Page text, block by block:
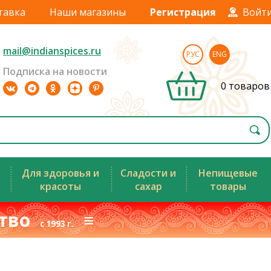
Наши магазины Регистрация
mail@indianspices.ru
Подписка на новости
РУС ENG
0 товаров
Для здоровья и
красоты
Сладости и
сахар
Непищевые
товары
с 1993 г.≡